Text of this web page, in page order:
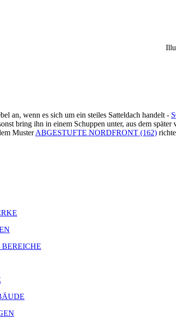
an, wenn es sich um ein steiles Satteldach handelt -
bring ihn in einem Schuppen unter, aus dem
MusterABGESTUFTE NORDFRONT (162)